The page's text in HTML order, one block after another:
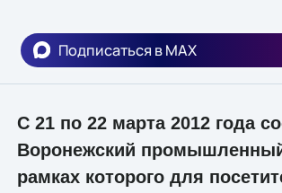
Подписаться в MAX
С 21 по 22 марта 2012 года
Воронежский
рамках которого для